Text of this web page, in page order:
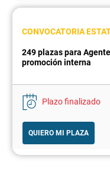
CONVOCATORIA
249 plazas para
promoción interna
Plazo finalizado
QUIERO MI PLAZA